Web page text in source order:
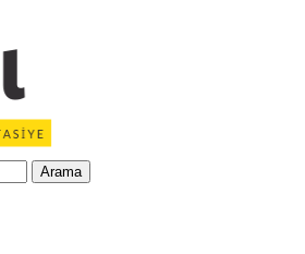
Arama